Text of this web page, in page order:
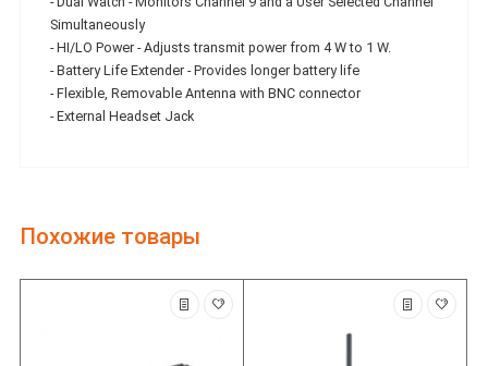
Simultaneously
- HI/LO Power - Adjusts transmit power from 4 W to 1 W.
- Battery Life Extender - Provides longer battery life
- Flexible, Removable Antenna with BNC connector
- External Headset Jack
Похожие товары